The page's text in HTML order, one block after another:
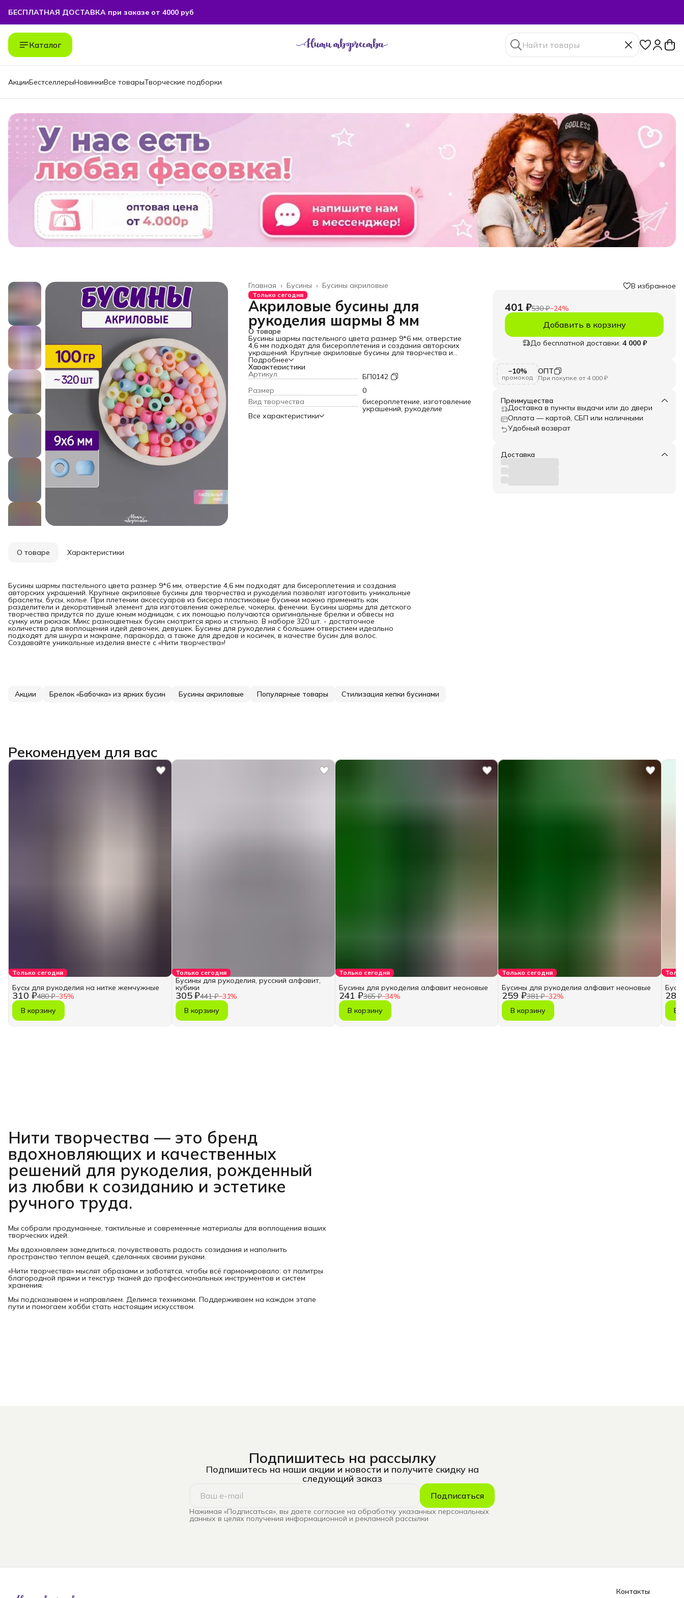
БЕСПЛАТНАЯ ДОСТАВКА при заказе от 4000 руб
БЕСПЛАТНАЯ ДОСТАВКА при заказе от 4000 руб
Каталог
АкцииБестселлерыНовинкиВсе товарыТворческие подборки
Бусины акриловые
Бусины ›
Главная ›
Только сегодня
Акриловые бусины для
рукоделия шармы 8 мм
О товаре
Бусины шармы пастельного цвета размер 9*6 мм, отверстие
4,6 мм подходят для бисероплетения и создания авторских
украшений. Крупные акриловые бусины для творчества и
рукоделия позволят изготовить уникальные браслеты, бусы,
колье. При плетении аксессуаров из бисера пластиковые
бусинки можно применять как разделители и декоративный
элемент для изготовления ожерелье, чокеры, фенечки. Бусины
шармы для детского творчества придутся по душе юным
модницам, с их помощью получаются оригинальные брелки и
обвесы на сумку или рюкзак. Микс разноцветных бусин
смотрится ярко и стильно. В наборе 320 шт. - достаточное
количество для воплощения идей девочек, девушек. Бусины
Подробнее
Характеристики
Артикул
БП0142
Размер
0
Вид творчества
бисероплетение, изготовление
украшений, рукоделие
Все характеристики
В избранное
401 ₽530 ₽−24%
Добавить в корзину
До бесплатной доставки: 4 000 ₽
−10%
промокод
ОПТ
При покупке от 4 000 ₽
Преимущества
Доставка в пункты выдачи или до двери
Оплата — картой, СБП или наличными
Удобный возврат
Доставка
О товаре Характеристики
Бусины шармы пастельного цвета размер 9*6 мм, отверстие 4,6 мм подходят для бисероплетения и создания
авторских украшений. Крупные акриловые бусины для творчества и рукоделия позволят изготовить уникальные
браслеты, бусы, колье. При плетении аксессуаров из бисера пластиковые бусинки можно применять как
разделители и декоративный элемент для изготовления ожерелье, чокеры, фенечки. Бусины шармы для детского
творчества придутся по душе юным модницам, с их помощью получаются оригинальные брелки и обвесы на
сумку или рюкзак. Микс разноцветных бусин смотрится ярко и стильно. В наборе 320 шт. - достаточное
количество для воплощения идей девочек, девушек. Бусины для рукоделия с большим отверстием идеально
подходят для шнура и макраме, паракорда, а также для дредов и косичек, в качестве бусин для волос.
Создавайте уникальные изделия вместе с «Нити творчества»!
Акции Брелок «Бабочка» из ярких бусин Бусины акриловые Популярные товары Стилизация кепки бусинами
Рекомендуем для вас
Только сегодня
310 ₽480 ₽−35%
Бусы для рукоделия на нитке жемчужные
В корзину
Только сегодня
305 ₽441 ₽−31%
Бусины для рукоделия, русский алфавит,
кубики
В корзину
Только сегодня
241 ₽365 ₽−34%
Бусины для рукоделия алфавит неоновые
В корзину
Только сегодня
259 ₽381 ₽−32%
Бусины для рукоделия алфавит неоновые
В корзину
287
В
Нити творчества — это бренд
вдохновляющих и качественных
решений для рукоделия, рожденный
из любви к созиданию и эстетике
ручного труда.
Мы собрали продуманные, тактильные и современные материалы для воплощения ваших
творческих идей.
Мы вдохновляем замедлиться, почувствовать радость созидания и наполнить
пространство теплом вещей, сделанных своими руками.
«Нити творчества» мыслят образами и заботятся, чтобы всё гармонировало: от палитры
благородной пряжи и текстур тканей до профессиональных инструментов и систем
хранения.
Мы подсказываем и направляем. Делимся техниками. Поддерживаем на каждом этапе
пути и помогаем хобби стать настоящим искусством.
Подпишитесь на рассылку
Подпишитесь на наши акции и новости и получите скидку на
следующий заказ
Подписаться
Нажимая «Подписаться», вы даете согласие на обработку указанных персональных
данных в целях получения информационной и рекламной рассылки
Контакты